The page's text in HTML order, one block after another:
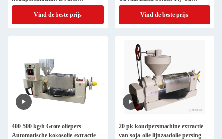
sesamoliepers Kokosolie-expeller
Vind de beste prijs
Extraction
Vind de beste prijs
400-500 kg/h Grote oliepers
Automatische kokosolie-extractie
20 pk koudpersmachine extractie
van soja-olie lijnzaadolie persing